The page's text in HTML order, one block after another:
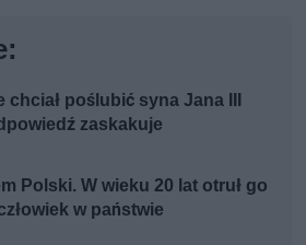
chciał poślubić syna Jana III
zaskakuje
Polski. W wieku 20 lat otruł go
w państwie